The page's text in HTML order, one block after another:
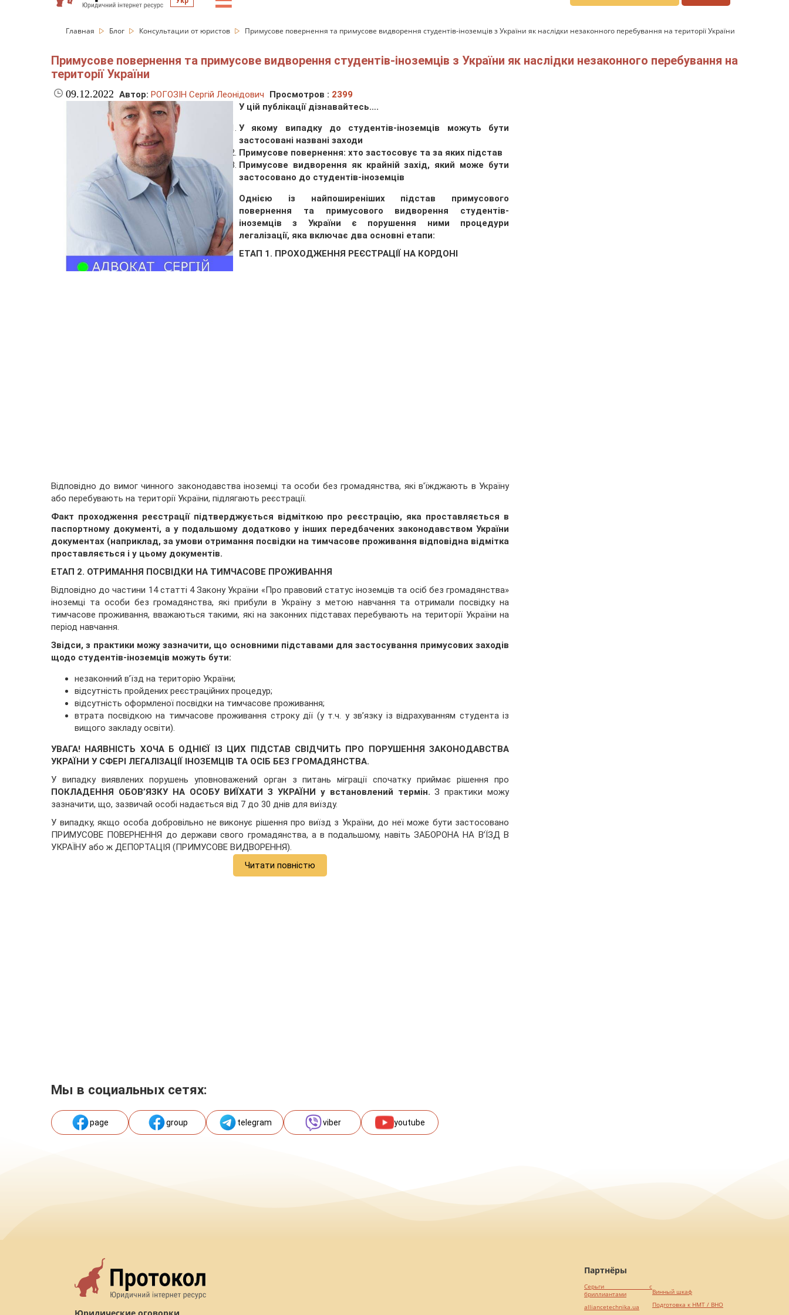
Главная Блог Консультации от юристов Примусове повернення та примусове видворення студентів-іноземців з України як наслідки незаконного перебування на території України
Примусове повернення та примусове видворення студентів-іноземців з України як наслідки незаконного перебування на
території України
09.12.2022 Автор: РОГОЗІН Сергій Леонідович Просмотров : 2399
У цій публікації дізнавайтесь….
У якому випадку до студентів-іноземців можуть бути
застосовані названі заходи
Примусове повернення: хто застосовує та за яких підстав
Примусове видворення як крайній захід, який може бути
застосовано до студентів-іноземців
Однією із найпоширеніших підстав примусового
повернення та примусового видворення студентів-
іноземців з України є порушення ними процедури
легалізації, яка включає два основні етапи:
ЕТАП 1. ПРОХОДЖЕННЯ РЕЄСТРАЦІЇ НА КОРДОНІ
Відповідно до вимог чинного законодавства іноземці та особи без громадянства, які в'їжджають в Україну
або перебувають на території України, підлягають реєстрації.
Факт проходження реєстрації підтверджується відміткою про реєстрацію, яка проставляється в
паспортному документі, а у подальшому додатково у інших передбачених законодавством України
документах (наприклад, за умови отримання посвідки на тимчасове проживання відповідна відмітка
проставляється і у цьому документів.
ЕТАП 2. ОТРИМАННЯ ПОСВІДКИ НА ТИМЧАСОВЕ ПРОЖИВАННЯ
Відповідно до частини 14 статті 4 Закону України «Про правовий статус іноземців та осіб без громадянства»
іноземці та особи без громадянства, які прибули в Україну з метою навчання та отримали посвідку на
тимчасове проживання, вважаються такими, які на законних підставах перебувають на території України на
період навчання.
Звідси, з практики можу зазначити, що основними підставами для застосування примусових заходів
щодо студентів-іноземців можуть бути:
незаконний в’їзд на територію України;
відсутність пройдених реєстраційних процедур;
відсутність оформленої посвідки на тимчасове проживання;
втрата посвідкою на тимчасове проживання строку дії (у т.ч. у зв’язку із відрахуванням студента із
вищого закладу освіти).
УВАГА! НАЯВНІСТЬ ХОЧА Б ОДНІЄЇ ІЗ ЦИХ ПІДСТАВ СВІДЧИТЬ ПРО ПОРУШЕННЯ ЗАКОНОДАВСТВА
УКРАЇНИ У СФЕРІ ЛЕГАЛІЗАЦІЇ ІНОЗЕМЦІВ ТА ОСІБ БЕЗ ГРОМАДЯНСТВА.
У випадку виявлених порушень уповноважений орган з питань міграції спочатку приймає рішення про
ПОКЛАДЕННЯ ОБОВ’ЯЗКУ НА ОСОБУ ВИЇХАТИ З УКРАЇНИ у встановлений термін. З практики можу
зазначити, що, зазвичай особі надається від 7 до 30 днів для виїзду.
У випадку, якщо особа добровільно не виконує рішення про виїзд з України, до неї може бути застосовано
ПРИМУСОВЕ ПОВЕРНЕННЯ до держави свого громадянства, а в подальшому, навіть ЗАБОРОНА НА В’ЇЗД В
УКРАЇНУ або ж ДЕПОРТАЦІЯ (ПРИМУСОВЕ ВИДВОРЕННЯ).
Читати повністю
Мы в социальных сетях:
page group telegram viber youtube
Партнёры
Серьги с
бриллиантами
alliancetechnika.ua
Винный шкаф
Подготовка к НМТ / ВНО